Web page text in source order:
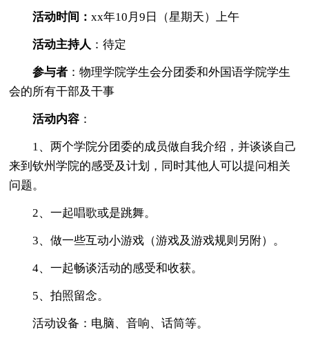
活动时间：xx年10月9日（星期天）上午
活动主持人 ：待定
参与者 ：物理学院学生会分团委和外国语学院学生
会的所有干部及干事
活动内容 ：
1、两个学院分团委的成员做自我介绍，并谈谈自己
来到钦州学院的感受及计划，同时其他人可以提问相关
问题。
2、一起唱歌或是跳舞。
3、做一些互动小游戏（游戏及游戏规则另附）。
4、一起畅谈活动的感受和收获。
5、拍照留念。
活动设备：电脑、音响、话筒等。